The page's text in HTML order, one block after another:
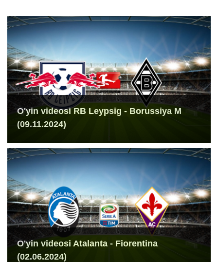
O'yin videosi RB Leypsig - Borussiya M
(09.11.2024)
O'yin videosi Atalanta - Fiorentina
(02.06.2024)